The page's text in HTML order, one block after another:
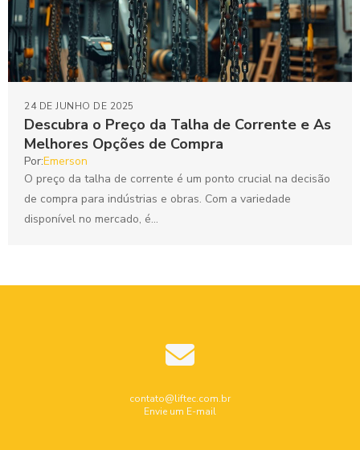
Descubra o Preço da Talha de Corrente e As
Melhores Opções de Compra
24 DE JUNHO DE 2025
Por:Emerson
O preço da talha de corrente é um ponto crucial na decisão
de compra para indústrias e obras. Com a variedade
disponível no mercado, é...
contato@liftec.com.br
Envie um E-mail